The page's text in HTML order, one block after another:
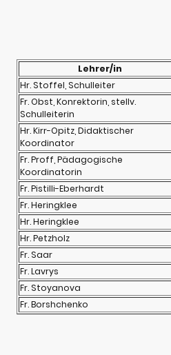
Lehrer/in
Hr. Stoffel, Schulleiter
Fr. Obst, Konrektorin, stellv.
Schulleiterin
Hr. Kirr-Opitz, Didaktischer
Koordinator
Fr. Proff, Pädagogische
Koordinatorin
Fr. Pistilli-Eberhardt
Fr. Heringklee
Hr. Heringklee
Hr. Petzholz
Fr. Saar
Fr. Lavrys
Fr. Stoyanova
Fr. Borshchenko